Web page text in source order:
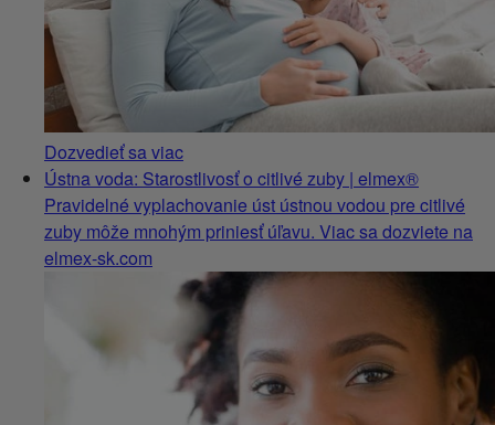
Dozvedieť sa viac
Ústna voda: Starostlivosť o citlivé zuby | elmex®
Pravidelné vyplachovanie úst ústnou vodou pre citlivé
zuby môže mnohým priniesť úľavu. Viac sa dozviete na
elmex-sk.com